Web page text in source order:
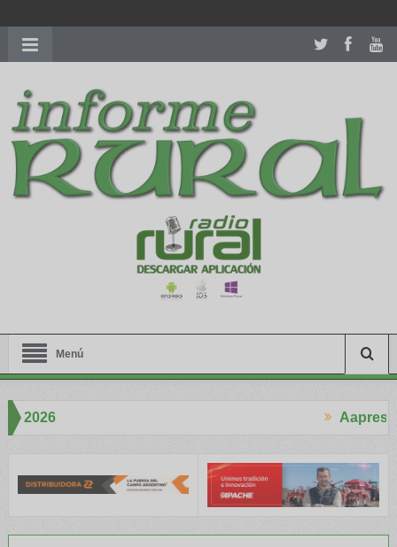
richardmillereplica
women.patekphilippe.tofor sale in usa recognized command with
dining room table ceremony. welcome to our
perfectwatches.is
shop. best youngsexdoll.comwith professional customer
services. 1: 1 design high
https://reallydiamond.com/
Menú